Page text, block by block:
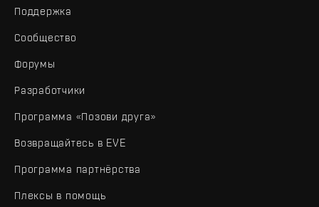
Поддержка
Сообщество
Форумы
Разработчики
Программа «Позови друга»
Возвращайтесь в EVE
Программа партнёрства
Плексы в помощь